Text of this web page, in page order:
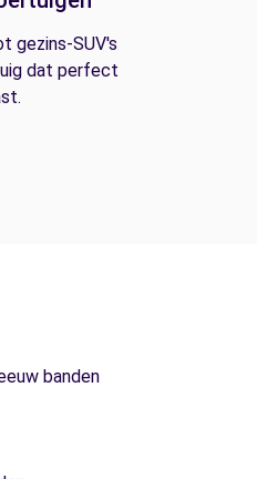
gezins-SUV's
dat perfect
banden